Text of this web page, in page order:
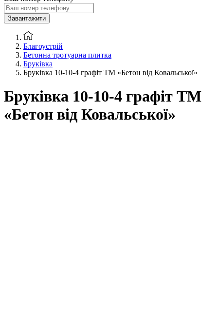
Завантажити
Благоустрій
Бетонна тротуарна плитка
Бруківка
Бруківка 10-10-4 графіт ТМ «Бетон від Ковальської»
Бруківка 10-10-4 графіт ТМ
«Бетон від Ковальської»